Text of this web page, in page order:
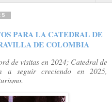
PARA LA CATEDRAL DE
DE COLOMBIA
de visitas en 2024; Catedral de
a seguir creciendo en 2025,